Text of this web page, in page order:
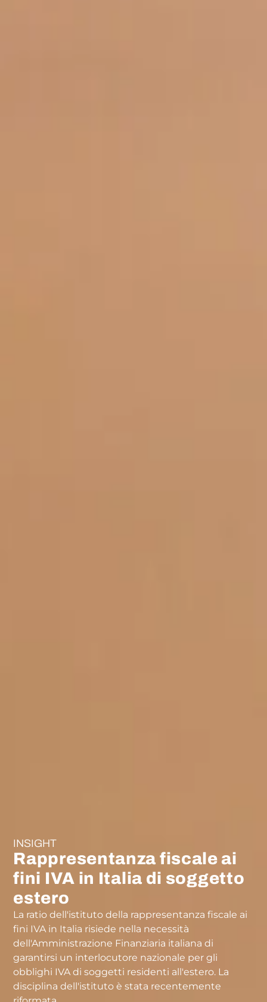
INSIGHT
Rappresentanza fiscale ai
fini IVA in Italia di soggetto
estero
La ratio dell'istituto della rappresentanza fiscale ai
fini IVA in Italia risiede nella necessità
dell'Amministrazione Finanziaria italiana di
garantirsi un interlocutore nazionale per gli
obblighi IVA di soggetti residenti all'estero. La
disciplina dell'istituto è stata recentemente